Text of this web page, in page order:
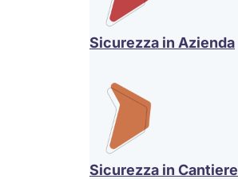
Sicurezza in Azienda
Sicurezza in Cantiere